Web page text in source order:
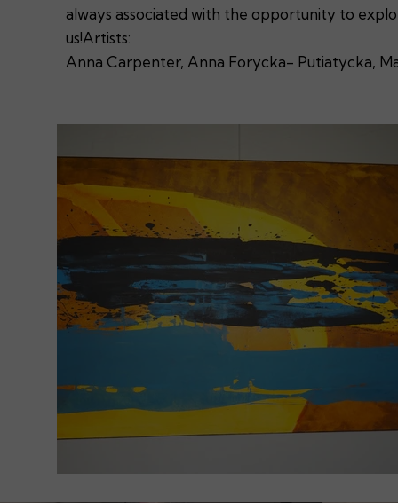
always associated with the opportunity to
us!Artists:
Anna Carpenter, Anna Forycka- Putiatycka,